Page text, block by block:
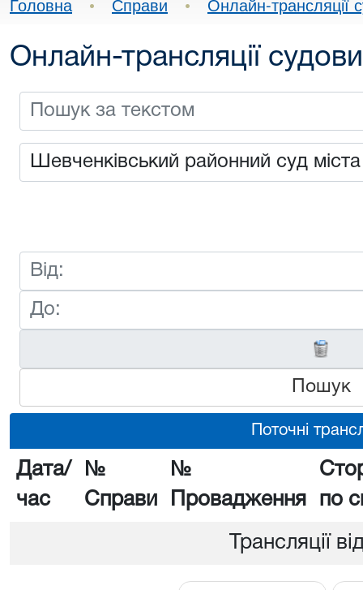
Онлайн-трансляції
Пошук
Поточні
Дата/
час
№
Справи
№
Провадження
по
Трансляції